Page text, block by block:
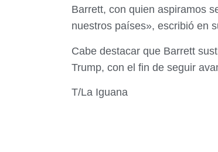
Barrett, con quien aspiramos
nuestros países», escribió en
Cabe destacar que Barrett
Trump, con el fin de seguir
T/La Iguana